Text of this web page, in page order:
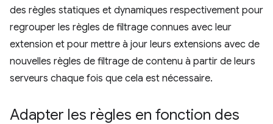
des règles statiques et dynamiques respectivement pour
regrouper les règles de filtrage connues avec leur
extension et pour mettre à jour leurs extensions avec de
nouvelles règles de filtrage de contenu à partir de leurs
serveurs chaque fois que cela est nécessaire.
Adapter les règles en fonction des